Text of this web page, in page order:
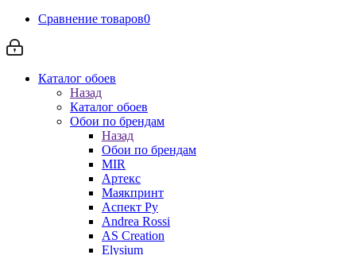
Сравнение товаров0
Каталог обоев
Назад
Каталог обоев
Обои по брендам
Назад
Обои по брендам
MIR
Артекс
Маякпринт
Аспект Ру
Andrea Rossi
AS Creation
Elysium